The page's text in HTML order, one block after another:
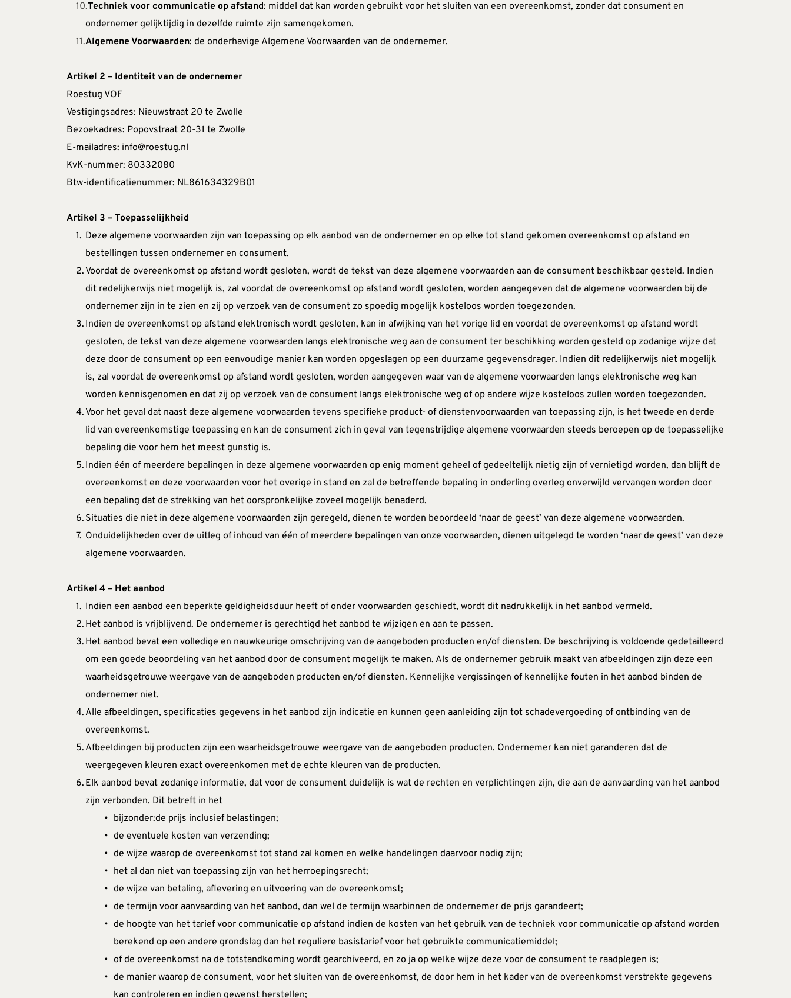
Techniek voor communicatie op afstand: middel dat kan worden gebruikt voor het sluiten van een overeenkomst, zonder dat consument en
ondernemer gelijktijdig in dezelfde ruimte zijn samengekomen.
Algemene Voorwaarden: de onderhavige Algemene Voorwaarden van de ondernemer.
Artikel 2 – Identiteit van de ondernemer
Roestug VOF
Vestigingsadres: Nieuwstraat 20 te Zwolle
Bezoekadres: Popovstraat 20-31 te Zwolle
E-mailadres: info@roestug.nl
KvK-nummer: 80332080
Btw-identificatienummer: NL861634329B01
Artikel 3 – Toepasselijkheid
Deze algemene voorwaarden zijn van toepassing op elk aanbod van de ondernemer en op elke tot stand gekomen overeenkomst op afstand en
bestellingen tussen ondernemer en consument.
Voordat de overeenkomst op afstand wordt gesloten, wordt de tekst van deze algemene voorwaarden aan de consument beschikbaar gesteld. Indien
dit redelijkerwijs niet mogelijk is, zal voordat de overeenkomst op afstand wordt gesloten, worden aangegeven dat de algemene voorwaarden bij de
ondernemer zijn in te zien en zij op verzoek van de consument zo spoedig mogelijk kosteloos worden toegezonden.
Indien de overeenkomst op afstand elektronisch wordt gesloten, kan in afwijking van het vorige lid en voordat de overeenkomst op afstand wordt
gesloten, de tekst van deze algemene voorwaarden langs elektronische weg aan de consument ter beschikking worden gesteld op zodanige wijze dat
deze door de consument op een eenvoudige manier kan worden opgeslagen op een duurzame gegevensdrager. Indien dit redelijkerwijs niet mogelijk
is, zal voordat de overeenkomst op afstand wordt gesloten, worden aangegeven waar van de algemene voorwaarden langs elektronische weg kan
worden kennisgenomen en dat zij op verzoek van de consument langs elektronische weg of op andere wijze kosteloos zullen worden toegezonden.
Voor het geval dat naast deze algemene voorwaarden tevens specifieke product- of dienstenvoorwaarden van toepassing zijn, is het tweede en derde
lid van overeenkomstige toepassing en kan de consument zich in geval van tegenstrijdige algemene voorwaarden steeds beroepen op de toepasselijke
bepaling die voor hem het meest gunstig is.
Indien één of meerdere bepalingen in deze algemene voorwaarden op enig moment geheel of gedeeltelijk nietig zijn of vernietigd worden, dan blijft de
overeenkomst en deze voorwaarden voor het overige in stand en zal de betreffende bepaling in onderling overleg onverwijld vervangen worden door
een bepaling dat de strekking van het oorspronkelijke zoveel mogelijk benaderd.
Situaties die niet in deze algemene voorwaarden zijn geregeld, dienen te worden beoordeeld ‘naar de geest’ van deze algemene voorwaarden.
Onduidelijkheden over de uitleg of inhoud van één of meerdere bepalingen van onze voorwaarden, dienen uitgelegd te worden ‘naar de geest’ van deze
algemene voorwaarden.
Artikel 4 – Het aanbod
Indien een aanbod een beperkte geldigheidsduur heeft of onder voorwaarden geschiedt, wordt dit nadrukkelijk in het aanbod vermeld.
Het aanbod is vrijblijvend. De ondernemer is gerechtigd het aanbod te wijzigen en aan te passen.
Het aanbod bevat een volledige en nauwkeurige omschrijving van de aangeboden producten en/of diensten. De beschrijving is voldoende gedetailleerd
om een goede beoordeling van het aanbod door de consument mogelijk te maken. Als de ondernemer gebruik maakt van afbeeldingen zijn deze een
waarheidsgetrouwe weergave van de aangeboden producten en/of diensten. Kennelijke vergissingen of kennelijke fouten in het aanbod binden de
ondernemer niet.
Alle afbeeldingen, specificaties gegevens in het aanbod zijn indicatie en kunnen geen aanleiding zijn tot schadevergoeding of ontbinding van de
overeenkomst.
Afbeeldingen bij producten zijn een waarheidsgetrouwe weergave van de aangeboden producten. Ondernemer kan niet garanderen dat de
weergegeven kleuren exact overeenkomen met de echte kleuren van de producten.
Elk aanbod bevat zodanige informatie, dat voor de consument duidelijk is wat de rechten en verplichtingen zijn, die aan de aanvaarding van het aanbod
zijn verbonden. Dit betreft in het
bijzonder:de prijs inclusief belastingen;
de eventuele kosten van verzending;
de wijze waarop de overeenkomst tot stand zal komen en welke handelingen daarvoor nodig zijn;
het al dan niet van toepassing zijn van het herroepingsrecht;
de wijze van betaling, aflevering en uitvoering van de overeenkomst;
de termijn voor aanvaarding van het aanbod, dan wel de termijn waarbinnen de ondernemer de prijs garandeert;
de hoogte van het tarief voor communicatie op afstand indien de kosten van het gebruik van de techniek voor communicatie op afstand worden
berekend op een andere grondslag dan het reguliere basistarief voor het gebruikte communicatiemiddel;
of de overeenkomst na de totstandkoming wordt gearchiveerd, en zo ja op welke wijze deze voor de consument te raadplegen is;
de manier waarop de consument, voor het sluiten van de overeenkomst, de door hem in het kader van de overeenkomst verstrekte gegevens
kan controleren en indien gewenst herstellen;